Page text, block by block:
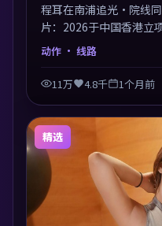
程耳在南浦追光·院线
片：2026于中国香港立
交汇于终局，真相与救
迷。摄影与配乐高度统
像。
动作 · 线路
11万 4.8千 1个月前
精选